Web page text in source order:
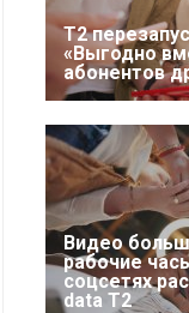
Т2
«Выгодно
абонентов
Видео
рабочие
соцсетях
data T2